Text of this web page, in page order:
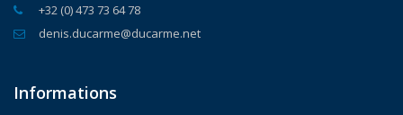
+32 (0) 473 73 64 78
denis.ducarme@ducarme.net
Informations